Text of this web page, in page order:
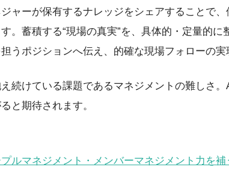
ャーが保有するナレッジをシェアすることで
。蓄積する“現場の真実”を、具体的・定量的
うポジションへ伝え、的確な現場フォローの実
続けている課題であるマネジメントの難しさ
と期待されます。
ルマネジメント・メンバーマネジメント力を